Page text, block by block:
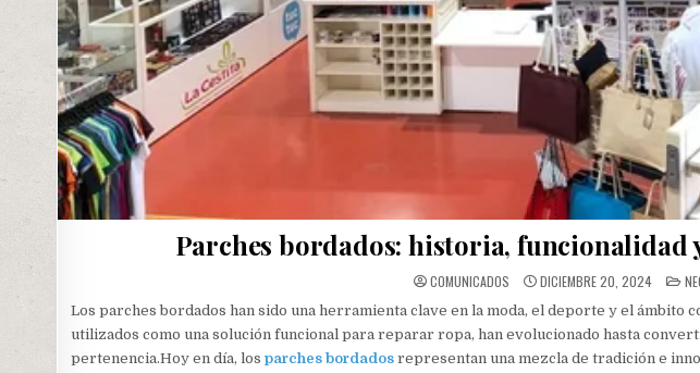
Parches bordados: historia, funcionalidad
COMUNICADOS DICIEMBRE 20, 2024
IN
Los parches bordados han sido una herramienta clave en la moda, el deporte y el ámbito
utilizados como una solución funcional para reparar ropa, han evolucionado hasta
pertenencia.Hoy en día, losparches bordados representan una mezcla de tradición e